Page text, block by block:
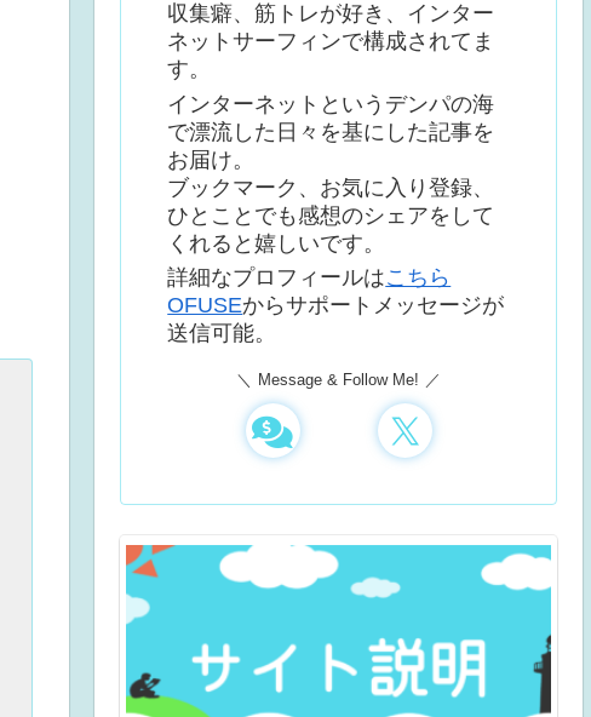
収集癖、筋トレが好き、インター
ネットサーフィンで構成されてま
す。
インターネットというデンパの海
で漂流した日々を基にした記事を
お届け。
ブックマーク、お気に入り登録、
ひとことでも感想のシェアをして
くれると嬉しいです。
詳細なプロフィールはこちら
OFUSEからサポートメッセージが
送信可能。
Message & Follow Me!